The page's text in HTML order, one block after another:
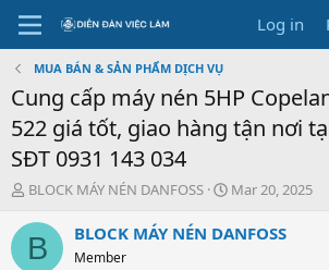
Log in
MUA BÁN & SẢN PHẨM DỊCH VỤ
Cung cấp máy nén 5HP
522 giá tốt, giao hàng tận nơi
SĐT 0931 143 034
T
r
e
BLOCK MÁY NÉN DANFOSS
S
a
Mar 20, 2025
B BLOCK MÁY NÉN DANFOSS
Member